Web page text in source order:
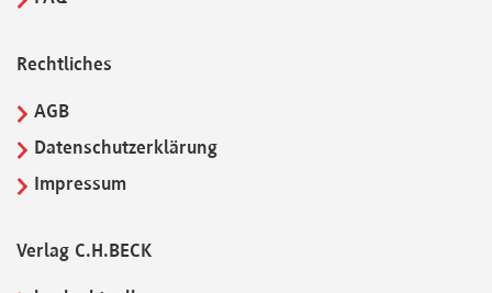
Rechtliches
AGB
Datenschutzerklärung
Impressum
Verlag C.H.BECK